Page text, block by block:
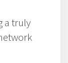
a truly